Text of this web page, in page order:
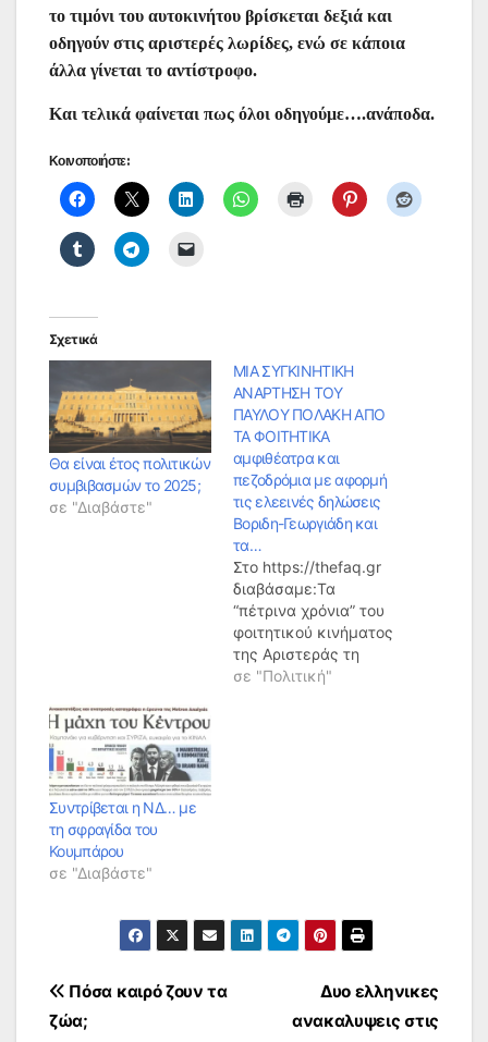
το τιμόνι του αυτοκινήτου βρίσκεται δεξιά και
οδηγούν στις αριστερές λωρίδες, ενώ σε κάποια
άλλα γίνεται το αντίστροφο.
Και τελικά φαίνεται πως όλοι οδηγούμε….ανάποδα.
Κοινοποιήστε:
Σχετικά
Θα είναι έτος πολιτικών
συμβιβασμών το 2025;
σε "Διαβάστε"
ΜΙΑ ΣΥΓΚΙΝΗΤΙΚΗ
ΑΝΑΡΤΗΣΗ ΤΟΥ
ΠΑΥΛΟΥ ΠΟΛΑΚΗ ΑΠΟ
ΤΑ ΦΟΙΤΗΤΙΚΑ
αμφιθέατρα και
πεζοδρόμια με αφορμή
τις ελεεινές δηλώσεις
Βοριδη-Γεωργιάδη και
τα…
Στο https://thefaq.gr
διαβάσαμε:Τα
“πέτρινα χρόνια” του
φοιτητικού κινήματος
της Αριστεράς τη
δεκαετία του ’80,
Πολάκης, με μια
ανάρτηση από τα
Ιατρικής ( από όπου…
σε "Πολιτική"
Συντρίβεται η ΝΔ… με
τη σφραγίδα του
Κουμπάρου
σε "Διαβάστε"
Πλοήγηση
Δυο ελληνικες
ανακαλυψεις στις
Πόσα καιρό ζουν τα
ζώα;